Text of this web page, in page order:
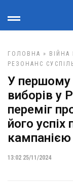
ГОЛОВНА » ВІЙНА
РЕЗОНАНС
У першому
виборів у
переміг
його
13:02 25/11/2024